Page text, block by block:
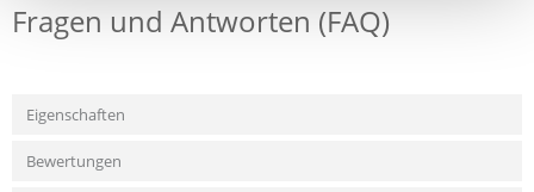
Fragen und Antworten (FAQ)
Eigenschaften
Bewertungen